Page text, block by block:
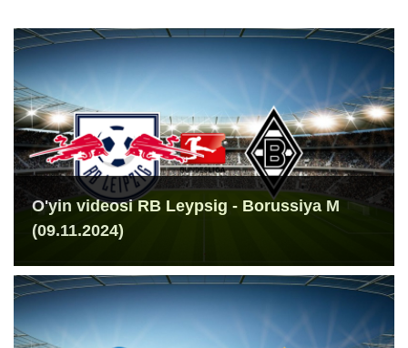
O'yin videosi RB Leypsig - Borussiya M
(09.11.2024)